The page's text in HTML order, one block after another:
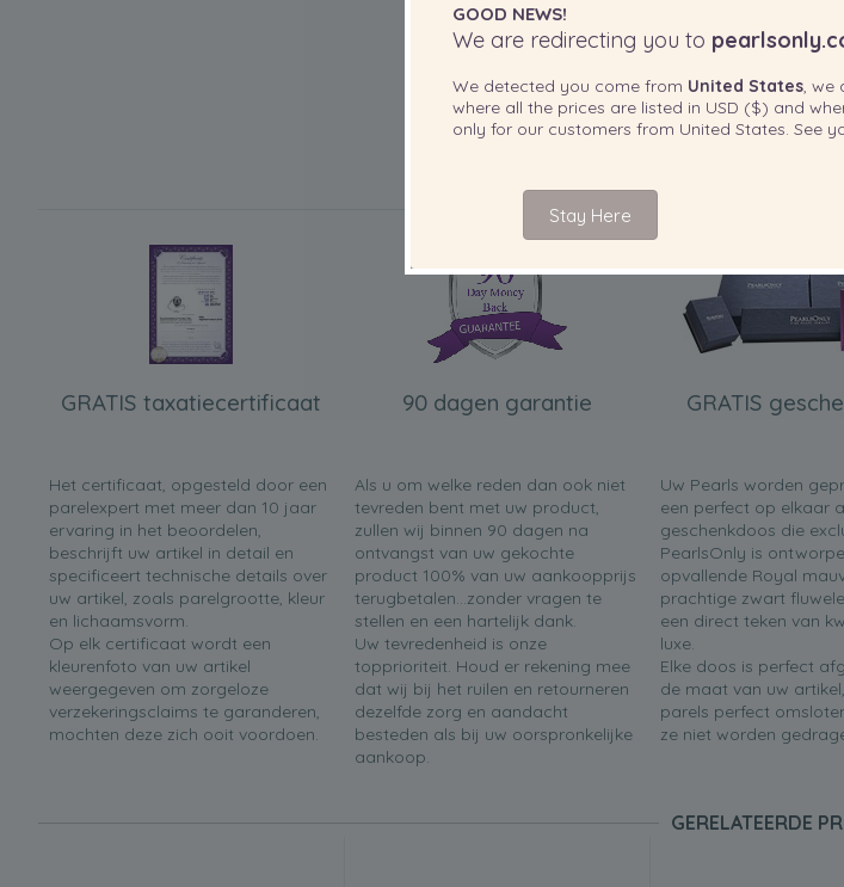
INBEGREPEN BIJ
GRATIS taxatiecertificaat
Het certificaat, opgesteld door een
parelexpert met meer dan 10 jaar
ervaring in het beoordelen,
beschrijft uw artikel in detail en
specificeert technische details over
uw artikel, zoals parelgrootte, kleur
en lichaamsvorm.
Op elk certificaat wordt een
kleurenfoto van uw artikel
weergegeven om zorgeloze
verzekeringsclaims te garanderen,
mochten deze zich ooit voordoen.
90 dagen garantie
Als u om welke reden dan ook niet
tevreden bent met uw product,
zullen wij binnen 90 dagen na
ontvangst van uw gekochte
product 100% van uw aankoopprijs
terugbetalen...zonder vragen te
stellen en een hartelijk dank.
Uw tevredenheid is onze
topprioriteit. Houd er rekening mee
dat wij bij het ruilen en retourneren
dezelfde zorg en aandacht
besteden als bij uw oorspronkelijke
aankoop.
GRATIS
Uw Pearls worden
een perfect op elkaar
geschenkdoos die
PearlsOnly is
opvallende Royal
prachtige zwart
een direct teken van
luxe.
Elke doos is perfect
de maat van uw
parels perfect
ze niet worden
GERELATEERDE
GOOD NEWS!
We are redirecting you to
We detected you come from United States, we
where all the prices are listed in USD ($) and
only for our customers from United States . See
Stay Here